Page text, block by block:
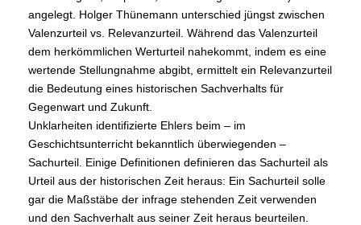
angelegt. Holger Thünemann unterschied jüngst zwischen
Valenzurteil vs. Relevanzurteil. Während das Valenzurteil
dem herkömmlichen Werturteil nahekommt, indem es eine
wertende Stellungnahme abgibt, ermittelt ein Relevanzurteil
die Bedeutung eines historischen Sachverhalts für
Gegenwart und Zukunft.
Unklarheiten identifizierte Ehlers beim – im
Geschichtsunterricht bekanntlich überwiegenden –
Sachurteil. Einige Definitionen definieren das Sachurteil als
Urteil aus der historischen Zeit heraus: Ein Sachurteil solle
gar die Maßstäbe der infrage stehenden Zeit verwenden
und den Sachverhalt aus seiner Zeit heraus beurteilen.